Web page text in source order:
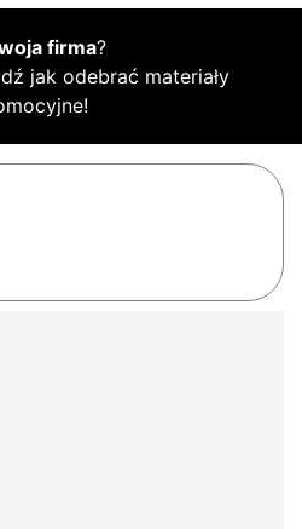
firma?
jak odebrać materiały